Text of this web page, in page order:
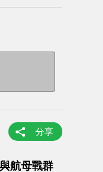
分享
航母戰群